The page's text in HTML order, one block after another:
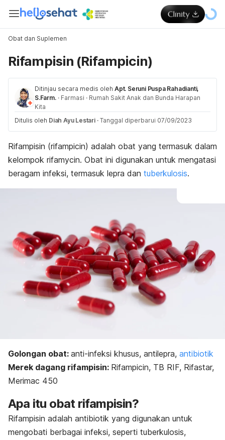
Obat dan Suplemen
Rifampisin (Rifampicin)
Ditinjau secara medis oleh Apt. Seruni Puspa Rahadianti,
S.Farm. · Farmasi · Rumah Sakit Anak dan Bunda Harapan
Kita
Ditulis oleh Diah Ayu Lestari · Tanggal diperbarui 07/09/2023
Rifampisin (rifampicin) adalah obat yang termasuk dalam
kelompok rifamycin. Obat ini digunakan untuk mengatasi
beragam infeksi, termasuk lepra dan tuberkulosis.
Golongan obat: anti-infeksi khusus, antilepra, antibiotik
Merek dagang rifampisin: Rifampicin, TB RIF, Rifastar,
Merimac 450
Apa itu obat rifampisin?
Rifampisin adalah antibiotik yang digunakan untuk
mengobati berbagai infeksi, seperti tuberkulosis,